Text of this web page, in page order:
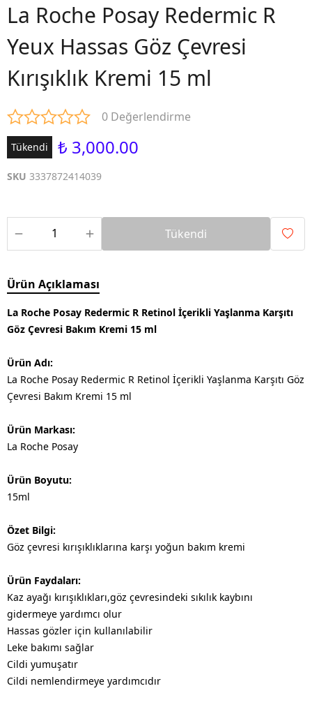
La Roche Posay Redermic R
Yeux Hassas Göz Çevresi
Kırışıklık Kremi 15 ml
0 Değerlendirme
Tükendi ₺ 3,000.00
SKU 3337872414039
Tükendi
Ürün Açıklaması
La Roche Posay Redermic R Retinol İçerikli Yaşlanma Karşıtı
Göz Çevresi Bakım Kremi 15 ml
Ürün Adı:
La Roche Posay Redermic R Retinol İçerikli Yaşlanma Karşıtı Göz
Çevresi Bakım Kremi 15 ml
Ürün Markası:
La Roche Posay
Ürün Boyutu:
15ml
Özet Bilgi:
Göz çevresi kırışıklıklarına karşı yoğun bakım kremi
Ürün Faydaları:
Kaz ayağı kırışıklıkları,göz çevresindeki sıkılık kaybını
gidermeye yardımcı olur
Hassas gözler için kullanılabilir
Leke bakımı sağlar
Cildi yumuşatır
Cildi nemlendirmeye yardımcıdır